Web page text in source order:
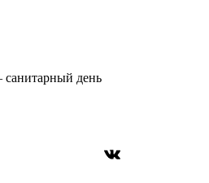
санитарный день
ВКонтакте